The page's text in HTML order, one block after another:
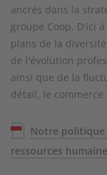
ancrés dans la
groupe Coop. D'ici
plans de la
de l'évolution
ainsi que de la
détail, le
Notre politique
ressources